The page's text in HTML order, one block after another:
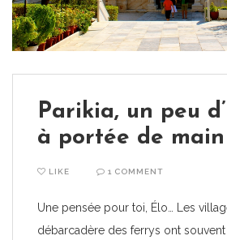
Parikia, un peu
à portée de main
LIKE 1 COMMENT
Une pensée pour toi, Élo… Les
débarcadère des ferrys ont